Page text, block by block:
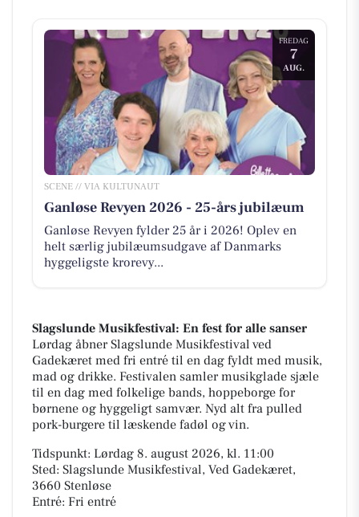
FREDAG
7
AUG.
SCENE // VIA KULTUNAUT
Ganløse Revyen 2026 - 25-års jubilæum
Ganløse Revyen fylder 25 år i 2026! Oplev en
helt særlig jubilæumsudgave af Danmarks
hyggeligste krorevy...
Slagslunde Musikfestival: En fest for alle sanser
Lørdag åbner Slagslunde Musikfestival ved
Gadekæret med fri entré til en dag fyldt med musik,
mad og drikke. Festivalen samler musikglade sjæle
til en dag med folkelige bands, hoppeborge for
børnene og hyggeligt samvær. Nyd alt fra pulled
pork-burgere til læskende fadøl og vin.
Tidspunkt: Lørdag 8. august 2026, kl. 11:00
Sted: Slagslunde Musikfestival, Ved Gadekæret,
3660 Stenløse
Entré: Fri entré